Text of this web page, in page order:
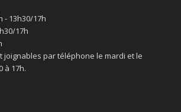
- 13h30/17h
17h
joignables par téléphone le mardi et le
à 17h.